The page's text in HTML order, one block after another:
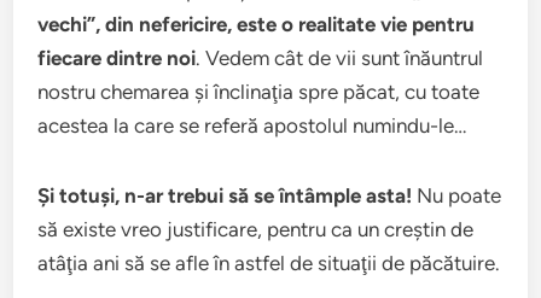
vechi”, din nefericire, este o realitate vie pentru
fiecare dintre noi. Vedem cât de vii sunt înăuntrul
nostru chemarea şi înclinaţia spre păcat, cu toate
acestea la care se referă apostolul numindu-le…
Şi totuşi, n-ar trebui să se întâmple asta! Nu poate
să existe vreo justificare, pentru ca un creştin de
atâţia ani să se afle în astfel de situaţii de păcătuire.